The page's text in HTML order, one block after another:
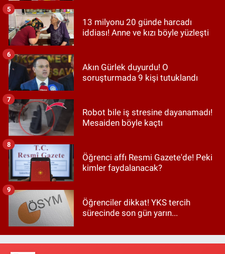
13 milyonu 20 günde harcadı
iddiası! Anne ve kızı böyle yüzleşti
5
Akın Gürlek duyurdu! O
soruşturmada 9 kişi tutuklandı
6
Robot bile iş stresine dayanamadı!
Mesaiden böyle kaçtı
7
Öğrenci affı Resmi Gazete'de! Peki
kimler faydalanacak?
8
Öğrenciler dikkat! YKS tercih
sürecinde son gün yarın...
9